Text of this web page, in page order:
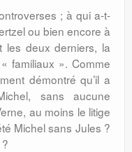
; à qui a-t-
ou bien encore à
les deux derniers, la
familiaux ». Comme
démontré qu’il a
sans aucune
au moins le litige
Michel sans Jules ?